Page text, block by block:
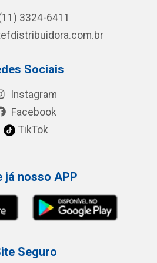
3324-6411
Sociais
Instagram
Facebook
TikTok
já nosso APP
Seguro